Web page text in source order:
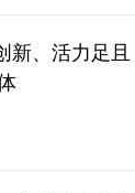
、活力足且